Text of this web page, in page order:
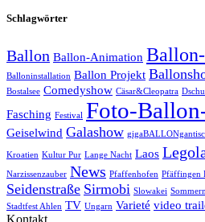
Schlagwörter
Ballon Ballon-Animation
Balloninstallation Ballon Projekt
Bostalsee Comedyshow Cäsar&Cleopatra
Fasching Festival Foto-
Geiselwind Galashow
Kroatien Kultur Pur Lange Nacht Laos
Narzissenzauber News Pfaffenhofen Pfäffingen
Seidenstraße Sirmobi Slowakei
Stadtfest Ahlen TV Ungarn Varieté video
Kontakt